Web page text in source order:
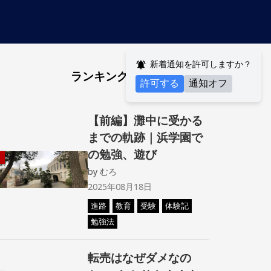
新着通知を許可しますか？
許可する 通知オフ
ランキング
【前編】灘中に受かる
までの軌跡｜浜学園で
の勉強、遊び
by むろ
2025年08月18日
進路 教育 受験
体験記
勉強法
転売はなぜダメなの